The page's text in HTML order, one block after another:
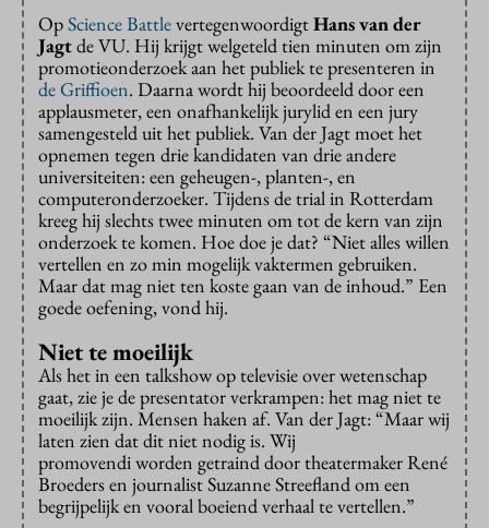
OpScience BattlevertegenwoordigtHans van der
Jagtde VU. Hij krijgt welgeteld tien minuten om zijn
promotieonderzoek aan het publiek te presenteren in
de Griffioen. Daarna wordt hij beoordeeld door een
applausmeter, een onafhankelijk jurylid en een jury
samengesteld uit het publiek. Van der Jagt moet het
opnemen tegen drie kandidaten van drie andere
universiteiten: een geheugen-, planten-, en
computeronderzoeker. Tijdens de trial in Rotterdam
kreeg hij slechts twee minuten om tot de kern van zijn
onderzoek te komen. Hoe doe je dat? “Niet alles willen
vertellen en zo min mogelijk vaktermen gebruiken.
Maar dat mag niet ten koste gaan van de inhoud.” Een
goede oefening, vond hij.
Niet te moeilijk
Als het in een talkshow op televisie over wetenschap
gaat, zie je de presentator verkrampen: het mag niet te
moeilijk zijn. Mensen haken af. Van der Jagt: “Maar wij
laten zien dat dit niet nodig is. Wij
promovendi worden getraind door theatermaker René
Broeders en journalist Suzanne Streefland om een
begrijpelijk en vooral boeiend verhaal te vertellen.”